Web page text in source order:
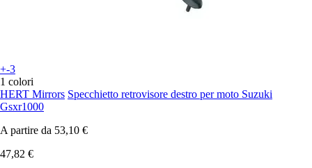
+-3
1 colori
HERT Mirrors Specchietto retrovisore destro per moto Suzuki
Gsxr1000
A partire da 53,10 €
47,82 €